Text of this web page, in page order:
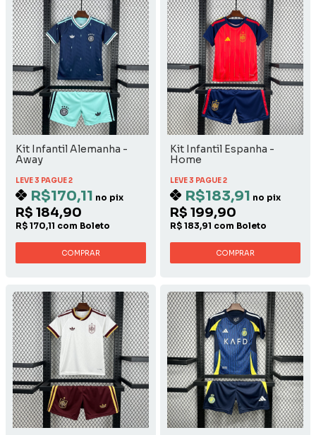
Kit Infantil Alemanha -
Away
LEVE 3 PAGUE 2
R$170,11 no pix
R$ 184,90
R$ 170,11 com Boleto
COMPRAR
Kit Infantil Espanha -
Home
LEVE 3 PAGUE 2
R$183,91 no pix
R$ 199,90
R$ 183,91 com Boleto
COMPRAR